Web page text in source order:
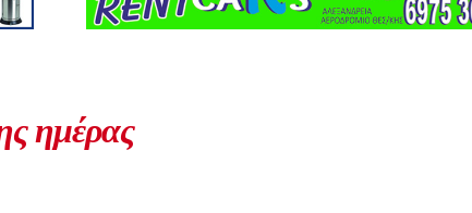
ημέρας